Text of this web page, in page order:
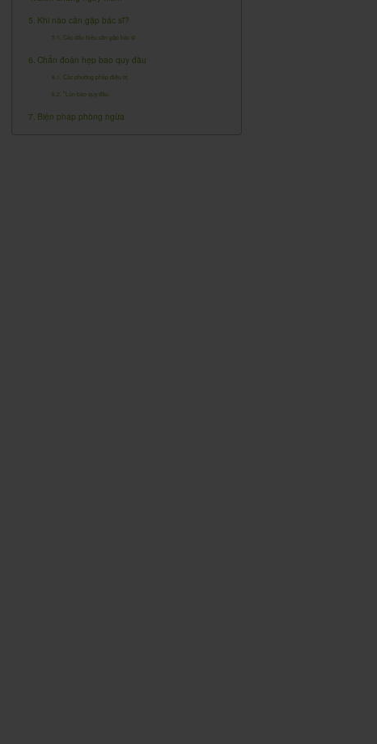
Khi nào cần gặp bác sĩ?
Các dấu hiệu cần gặp bác sĩ
Chẩn đoán hẹp bao quy đầu
Các phương pháp điều trị
*Lộn bao quy đầu
Biện pháp phòng ngừa